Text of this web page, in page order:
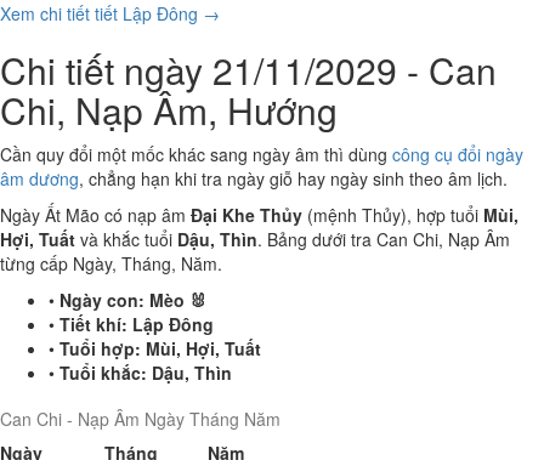
Xem chi tiết tiết Lập Đông →
Chi tiết ngày 21/11/2029 - Can
Chi, Nạp Âm, Hướng
Cần quy đổi một mốc khác sang ngày âm thì dùng công cụ đổi ngày
âm dương, chẳng hạn khi tra ngày giỗ hay ngày sinh theo âm lịch.
Ngày Ất Mão có nạp âm Đại Khe Thủy (mệnh Thủy), hợp tuổi Mùi,
Hợi, Tuất và khắc tuổi Dậu, Thìn. Bảng dưới tra Can Chi, Nạp Âm
từng cấp Ngày, Tháng, Năm.
• Ngày con: Mèo 🐰
• Tiết khí: Lập Đông
• Tuổi hợp: Mùi, Hợi, Tuất
• Tuổi khắc: Dậu, Thìn
Can Chi - Nạp Âm Ngày Tháng Năm
Ngày
Tháng
Năm